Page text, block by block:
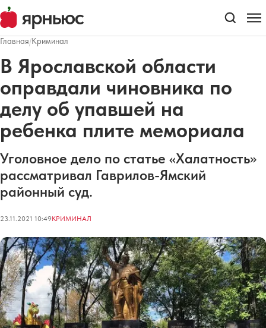
Главная/Криминал
В Ярославской области
оправдали чиновника по
делу об упавшей на
ребенка плите мемориала
Уголовное дело по статье «Халатность»
рассматривал Гаврилов-Ямский
районный суд.
23.11.2021 10:49КРИМИНАЛ